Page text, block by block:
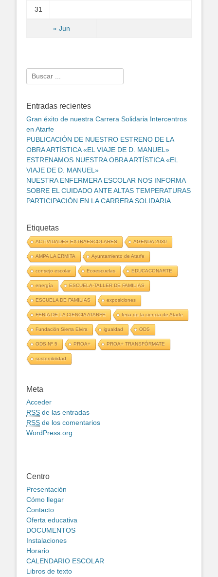
« Jun
31
Search
for:
Entradas recientes
Gran éxito de nuestra Carrera Solidaria Intercentros
en Atarfe
PUBLICACIÓN DE NUESTRO ESTRENO DE LA
OBRA ARTÍSTICA «EL VIAJE DE D. MANUEL»
ESTRENAMOS NUESTRA OBRA ARTÍSTICA «EL
VIAJE DE D. MANUEL»
NUESTRA ENFERMERA ESCOLAR NOS INFORMA
SOBRE EL CUIDADO ANTE ALTAS TEMPERATURAS
PARTICIPACIÓN EN LA CARRERA SOLIDARIA
Etiquetas
ACTIVIDADES EXTRAESCOLARES AGENDA 2030
AMPA LA ERMITA Ayuntamiento de Atarfe
consejo escolar Ecoescuelas EDUCACONARTE
energía ESCUELA-TALLER DE FAMILIAS
ESCUELA DE FAMILIAS exposiciones
FERIA DE LA CIENCIA ATARFE feria de la ciencia de Atarfe
Fundación Sierra Elvira igualdad ODS
ODS Nº 5 PROA+ PROA+ TRANSFÓRMATE
sostenibilidad
Meta
Acceder
RSS de las entradas
RSS de los comentarios
WordPress.org
Centro
Presentación
Cómo llegar
Contacto
Oferta educativa
DOCUMENTOS
Instalaciones
Horario
CALENDARIO ESCOLAR
Libros de texto